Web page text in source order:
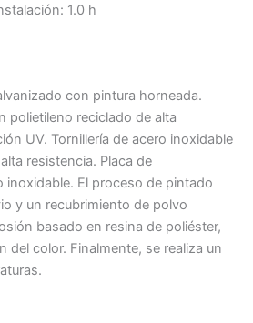
1.0 h
con pintura horneada.
polietileno reciclado de alta
UV. Tornillería de acero inoxidable
resistencia. Placa de
inoxidable. El proceso de pintado
y un recubrimiento de polvo
basado en resina de poliéster,
del color. Finalmente, se realiza un